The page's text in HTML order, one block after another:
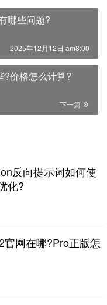
哪些问题?
2025年12月12日 am8:00
?价格怎么计算?
下一篇
反向提示词如何使
化?
官网在哪?Pro正版怎